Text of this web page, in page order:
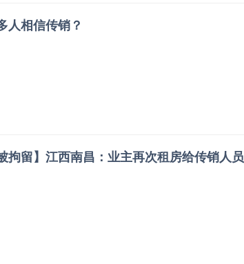
人相信传销？
拘留】江西南昌：业主再次租房给传销人员